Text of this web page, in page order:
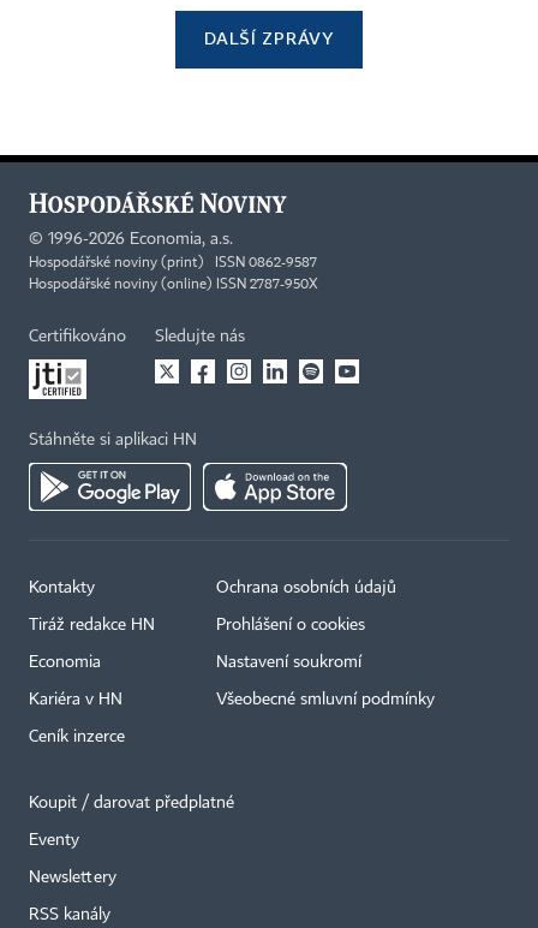
DALŠÍ ZPRÁVY
© 1996-2026 Economia, a.s.
Hospodářské noviny (print) ISSN 0862-9587
Hospodářské noviny (online) ISSN 2787-950X
Certifikováno Sledujte nás
Stáhněte si aplikaci HN
Kontakty
Tiráž redakce HN
Economia
Kariéra v HN
Ceník inzerce
Ochrana osobních údajů
Prohlášení o cookies
Nastavení soukromí
Všeobecné smluvní podmínky
Koupit / darovat předplatné
Eventy
Newslettery
RSS kanály